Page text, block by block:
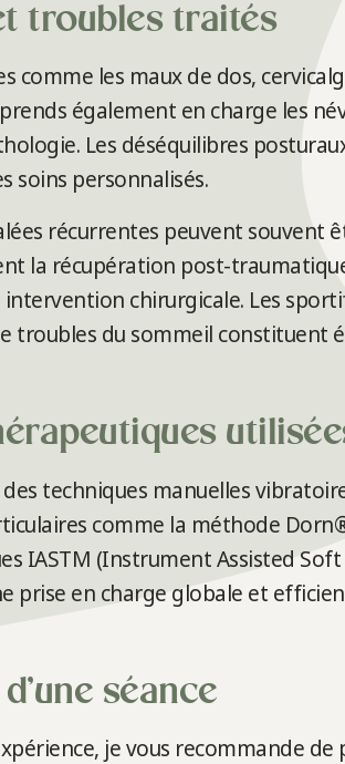
troubles traités
comme les maux de dos,
également en charge les
Les déséquilibres
soins personnalisés.
récurrentes peuvent souvent
la récupération post-
chirurgicale. Les
troubles du sommeil
des techniques manuelles
comme la méthode
IASTM (Instrument Assisted
prise en charge globale et
séance
je vous recommande